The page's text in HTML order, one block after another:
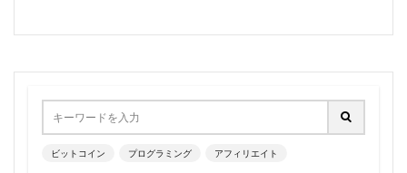
ビットコイン プログラミング アフィリエイト